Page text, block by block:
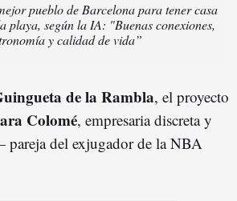
pueblo de Barcelona para tener casa
playa, según la IA: "Buenas conexiones,
y calidad de vida”
de la Rambla, el proyecto
Colomé, empresaria discreta y
del exjugador de la NBA